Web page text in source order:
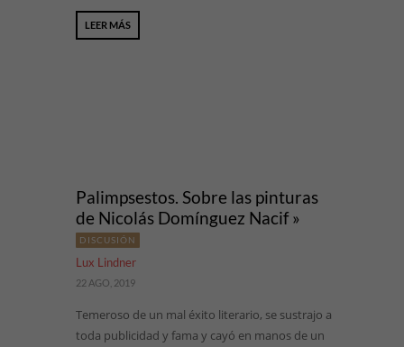
LEER MÁS
Palimpsestos. Sobre las pinturas
de Nicolás Domínguez Nacif »
DISCUSIÓN
Lux Lindner
22 AGO, 2019
Temeroso de un mal éxito literario, se sustrajo a
toda publicidad y fama y cayó en manos de un